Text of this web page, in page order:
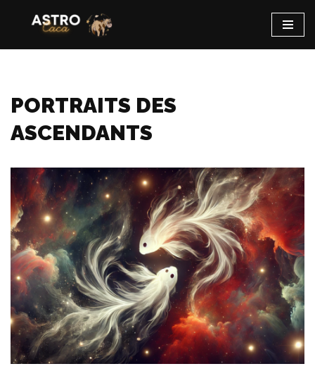
PORTRAITS DES
ASCENDANTS